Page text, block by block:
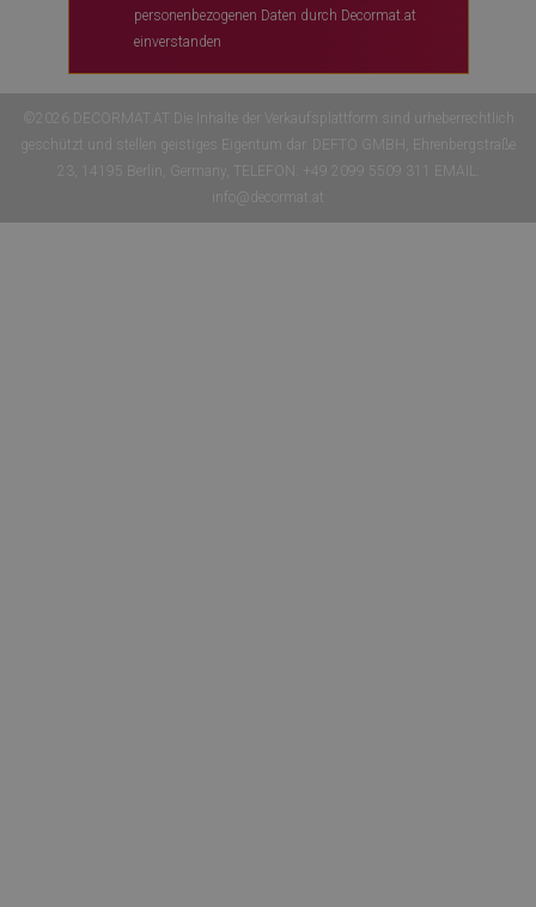
personenbezogenen Daten durch Decormat.at
einverstanden
©2026 DECORMAT.AT Die Inhalte der Verkaufsplattform sind urheberrechtlich
geschützt und stellen geistiges Eigentum dar. DEFTO GMBH, Ehrenbergstraße
23, 14195 Berlin, Germany, TELEFON: +49 2099 5509 311 EMAIL:
info@decormat.at